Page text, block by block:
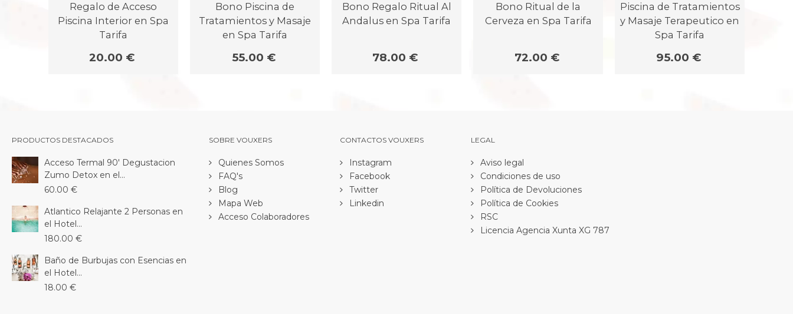
Regalo de Acceso
Piscina Interior en Spa
Tarifa
20.00 €
Bono Piscina de
Tratamientos y Masaje
en Spa Tarifa
55.00 €
Bono Regalo Ritual Al
Andalus en Spa Tarifa
78.00 €
Bono Ritual de la
Cerveza en Spa Tarifa
72.00 €
Piscina de Tratamientos
y Masaje Terapeutico en
Spa Tarifa
95.00 €
PRODUCTOS DESTACADOS
Acceso Termal 90' Degustacion
Zumo Detox en el...
60.00 €
Atlantico Relajante 2 Personas en
el Hotel...
180.00 €
Baño de Burbujas con Esencias en
el Hotel...
18.00 €
SOBRE VOUXERS
Quienes Somos
FAQ's
Blog
Mapa Web
Acceso Colaboradores
CONTACTOS VOUXERS
Instagram
Facebook
Twitter
Linkedin
LEGAL
Aviso legal
Condiciones de uso
Política de Devoluciones
Política de Cookies
RSC
Licencia Agencia Xunta XG 787